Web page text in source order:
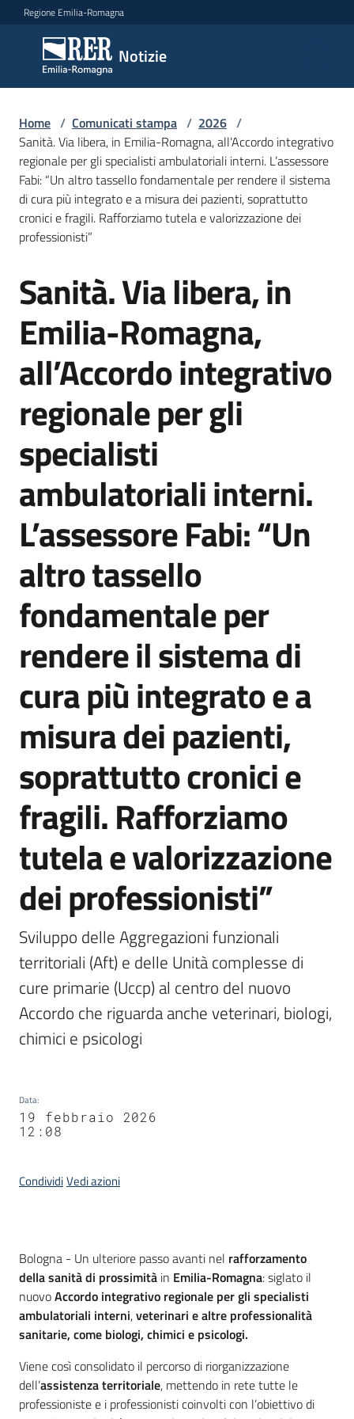
Vai al contenuto
Vai alla navigazione
Vai al footer
Regione Emilia-Romagna
Notizie
Notizie
Comunicati
stampa
Menu selezionato
Cerca
un
comunicato
Agenzia
di
informazione
e
comunicazione
Seguici
Home / Comunicati stampa / 2026 /
Sanità. Via libera, in Emilia-Romagna, all’Accordo integrativo
regionale per gli specialisti ambulatoriali interni. L’assessore
Fabi: “Un altro tassello fondamentale per rendere il sistema
di cura più integrato e a misura dei pazienti, soprattutto
cronici e fragili. Rafforziamo tutela e valorizzazione dei
professionisti”
Salta al contenuto
Sanità. Via libera, in
Emilia-Romagna,
all’Accordo integrativo
regionale per gli
specialisti
ambulatoriali interni.
L’assessore Fabi: “Un
altro tassello
fondamentale per
rendere il sistema di
cura più integrato e a
misura dei pazienti,
soprattutto cronici e
fragili. Rafforziamo
tutela e valorizzazione
dei professionisti”
Sviluppo delle Aggregazioni funzionali
territoriali (Aft) e delle Unità complesse di
cure primarie (Uccp) al centro del nuovo
Accordo che riguarda anche veterinari, biologi,
chimici e psicologi
Data:
19 febbraio 2026
12:08
CondividiVedi azioni
Contenuto
Bologna - Un ulteriore passo avanti nel rafforzamento
della sanità di prossimità in Emilia-Romagna: siglato il
nuovoAccordo integrativo regionale per gli specialisti
ambulatoriali interni,veterinari e altre professionalità
sanitarie, come biologi, chimici e psicologi.
Viene così consolidato il percorso di riorganizzazione
dell’assistenza territoriale, mettendo in rete tutte le
professioniste e i professionisti coinvolti con l’obiettivo di